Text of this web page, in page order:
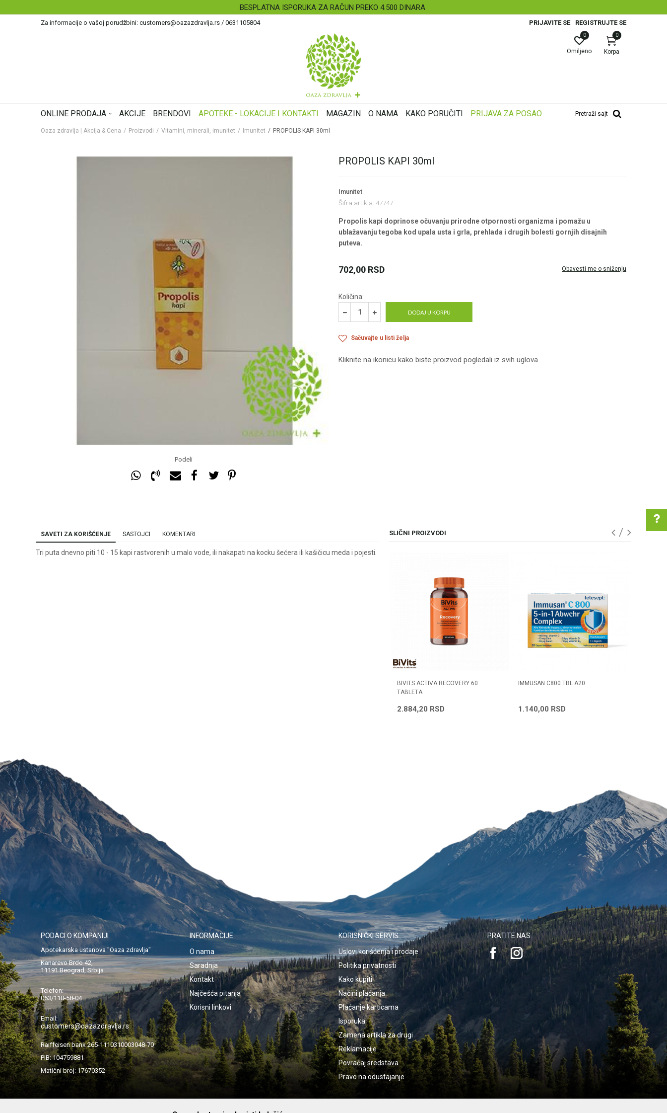
BESPLATNA ISPORUKA ZA RAČUN PREKO 4.500 DINARA
Za informacije o vašoj porudžbini: customers@oazazdravlja.rs / 0631105804 PRIJAVITE SE REGISTRUJTE SE
Korpa
0
Omiljeno
0
ONLINE PRODAJA AKCIJE BRENDOVI APOTEKE - LOKACIJE I KONTAKTI MAGAZIN O NAMA KAKO PORUČITI PRIJAVA ZA POSAO Pretraži sajt
Oaza zdravlja | Akcija & Cena Proizvodi Vitamini, minerali, imunitet Imunitet PROPOLIS KAPI 30ml
Podeli
PROPOLIS KAPI 30ml
Imunitet
Šifra artikla: 47747
Propolis kapi doprinose očuvanju prirodne otpornosti organizma i pomažu u
ublažavanju tegoba kod upala usta i grla, prehlada i drugih bolesti gornjih disajnih
puteva.
702,00 RSD Obavesti me o sniženju
Količina:
DODAJ U KORPU
Sačuvajte u listi želja
Kliknite na ikonicu kako biste proizvod pogledali iz svih uglova
Za više informacija u
vezi online porudžbine
pišite nam:
customers@oazazdravlja.rs
ili pozovite:
SAVETI ZA KORIŠĆENJE SASTOJCI KOMENTARI
Tri puta dnevno piti 10 - 15 kapi rastvorenih u malo vode, ili nakapati na kocku šećera ili kašičicu meda i pojesti.
SLIČNI PROIZVODI
BIVITS ACTIVA RECOVERY 60
TABLETA
2.884,20 RSD
IMMUSAN C800 TBL A20
1.140,00 RSD
PODACI O KOMPANIJI
Apotekarska ustanova "Oaza zdravlja"
Kanarevo Brdo 42,
11191 Beograd, Srbija
Telefon:
063/110-58-04
Email:
customers@oazazdravlja.rs
Raiffeisen bank 265-1110310003048-70
PIB: 104759881
Matični broj: 17670352
INFORMACIJE
O nama
Saradnja
Kontakt
Najčešća pitanja
Korisni linkovi
KORISNIČKI SERVIS
Uslovi korišćenja i prodaje
Politika privatnosti
Kako kupiti
Načini plaćanja
Plaćanje karticama
Isporuka
Zamena artikla za drugi
Reklamacije
Povraćaj sredstava
Pravo na odustajanje
PRATITE NAS